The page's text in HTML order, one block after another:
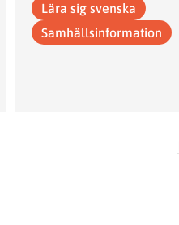
Lära sig svenska
Samhällsinformation